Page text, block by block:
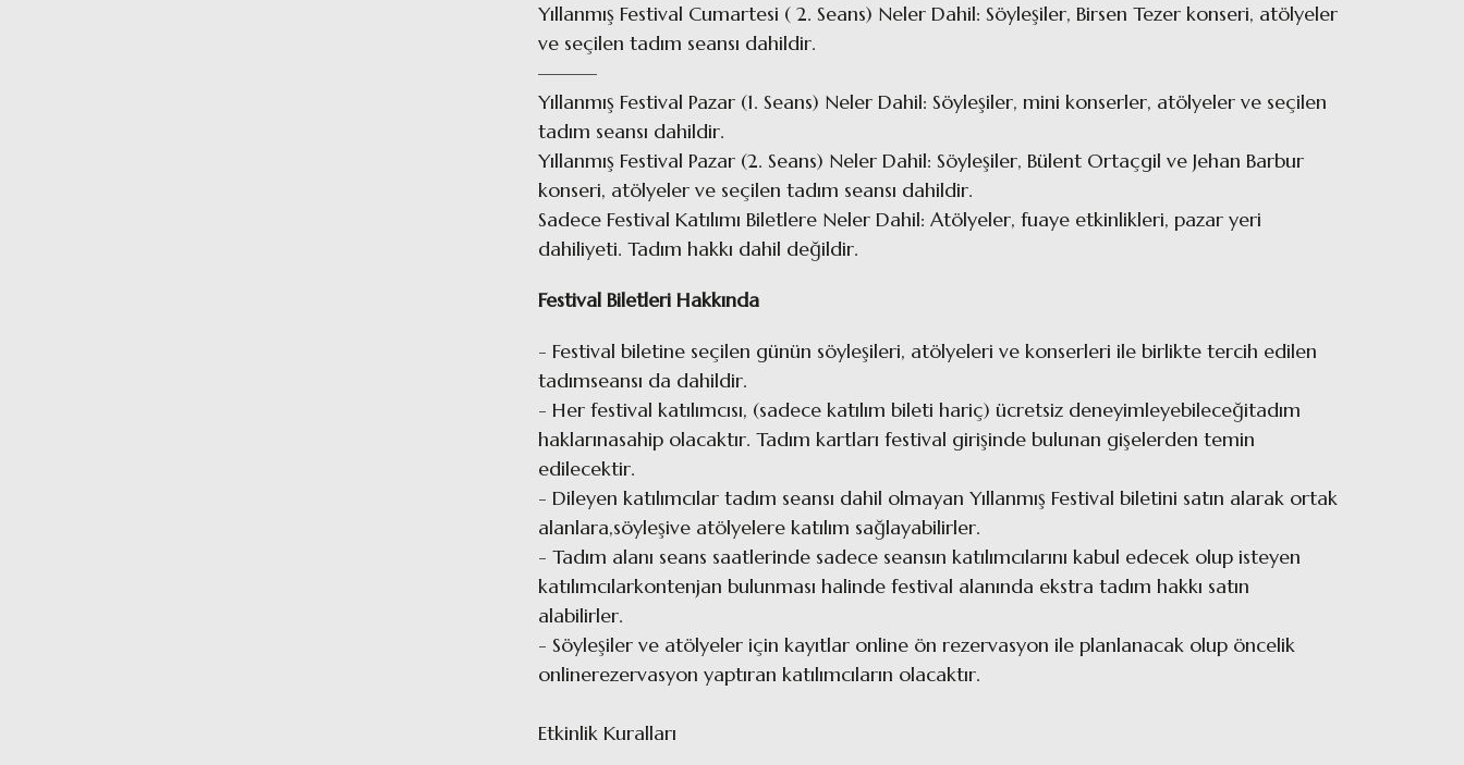
Yıllanmış Festival Cumartesi ( 2. Seans) Neler Dahil: Söyleşiler, Birsen Tezer konseri, atölyeler
ve seçilen tadım seansı dahildir.
———
Yıllanmış Festival Pazar (1. Seans) Neler Dahil: Söyleşiler, mini konserler, atölyeler ve seçilen
tadım seansı dahildir.
Yıllanmış Festival Pazar (2. Seans) Neler Dahil: Söyleşiler, Bülent Ortaçgil ve Jehan Barbur
konseri, atölyeler ve seçilen tadım seansı dahildir.
Sadece Festival Katılımı Biletlere Neler Dahil: Atölyeler, fuaye etkinlikleri, pazar yeri
dahiliyeti. Tadım hakkı dahil değildir.
Festival Biletleri Hakkında
- Festival biletine seçilen günün söyleşileri, atölyeleri ve konserleri ile birlikte tercih edilen
tadımseansı da dahildir.
- Her festival katılımcısı, (sadece katılım bileti hariç) ücretsiz deneyimleyebileceğitadım
haklarınasahip olacaktır. Tadım kartları festival girişinde bulunan gişelerden temin
edilecektir.
- Dileyen katılımcılar tadım seansı dahil olmayan Yıllanmış Festival biletini satın alarak ortak
alanlara,söyleşive atölyelere katılım sağlayabilirler.
- Tadım alanı seans saatlerinde sadece seansın katılımcılarını kabul edecek olup isteyen
katılımcılarkontenjan bulunması halinde festival alanında ekstra tadım hakkı satın
alabilirler.
- Söyleşiler ve atölyeler için kayıtlar online ön rezervasyon ile planlanacak olup öncelik
onlinerezervasyon yaptıran katılımcıların olacaktır.
Etkinlik Kuralları